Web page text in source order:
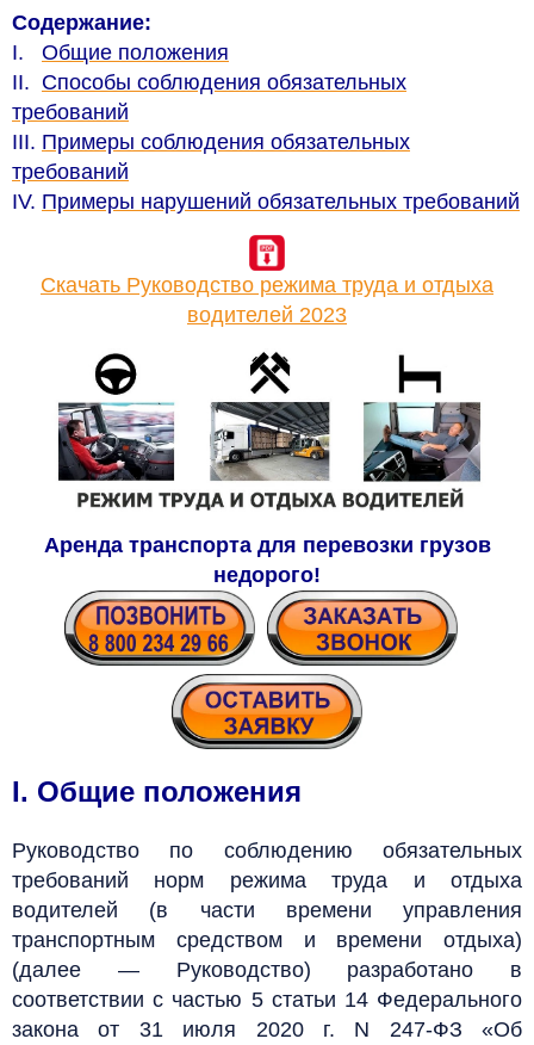
Содержание:
I. Общие положения
II. Способы соблюдения обязательных
требований
III. Примеры соблюдения обязательных
требований
IV. Примеры нарушений обязательных требований
Скачать Руководство режима труда и отдыха
водителей 2023
Аренда транспорта для перевозки грузов
недорого!
I. Общие положения
Руководство по соблюдению обязательных
требований норм режима труда и отдыха
водителей (в части времени управления
транспортным средством и времени отдыха)
(далее — Руководство) разработано в
соответствии с частью 5 статьи 14 Федерального
закона от 31 июля 2020 г. N 247-ФЗ «Об